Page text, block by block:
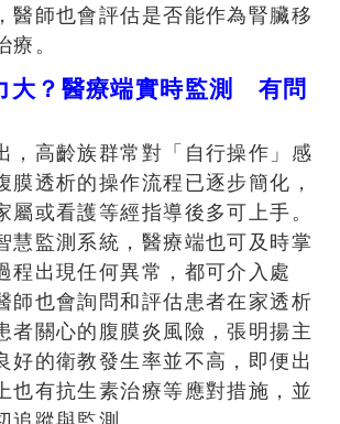
醫師也會評估是否能作為腎臟移
。
大？醫療端實時監測 有問
，高齡族群常對「自行操作」感
膜透析的操作流程已逐步簡化，
屬或看護等經指導後多可上手。
慧監測系統，醫療端也可及時掌
程出現任何異常，都可介入處
師也會詢問和評估患者在家透析
者關心的腹膜炎風險，張明揚主
好的衛教發生率並不高，即便出
也有抗生素治療等應對措施，並